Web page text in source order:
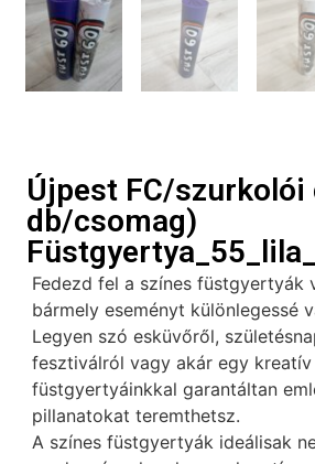
Újpest FC/szurkolói
db/csomag)
Fedezd fel a színes füstgyertyák
bármely eseményt különlegessé
Legyen szó esküvőről,
fesztiválról vagy akár egy
füstgyertyáinkkal garantáltan
pillanatokat teremthetsz.
A színes füstgyertyák ideálisak